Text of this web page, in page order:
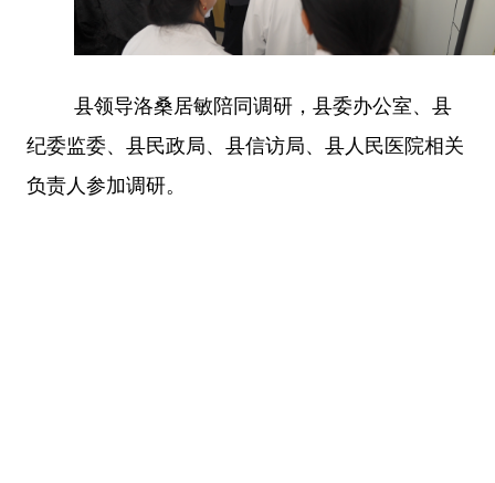
县领导洛桑居敏陪同调研，县委办公室、县
纪委监委、县民政局、县信访局、县人民医院相关
负责人参加调研。